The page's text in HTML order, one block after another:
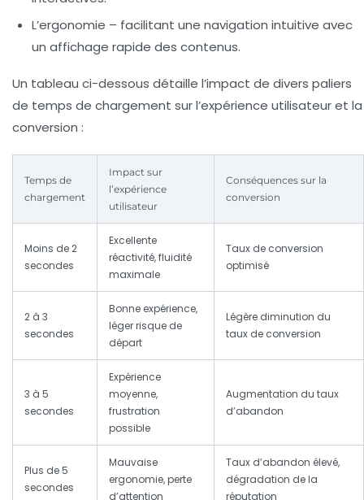
L’ergonomie – facilitant une navigation intuitive avec
un affichage rapide des contenus.
Un tableau ci-dessous détaille l’impact de divers paliers
de temps de chargement sur l’expérience utilisateur et la
conversion :
Temps de
chargement
Impact sur
l’expérience
utilisateur
Conséquences sur la
conversion
Moins de 2
secondes
Excellente
réactivité, fluidité
maximale
Taux de conversion
optimisé
2 à 3
secondes
Bonne expérience,
léger risque de
départ
Légère diminution du
taux de conversion
3 à 5
secondes
Expérience
moyenne,
frustration
possible
Augmentation du taux
d’abandon
Plus de 5
secondes
Mauvaise
ergonomie, perte
d’attention
Taux d’abandon élevé,
dégradation de la
réputation